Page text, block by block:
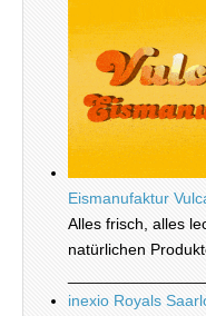
Eismanufaktur
Alles frisch, alles
natürlichen
inexio Royals